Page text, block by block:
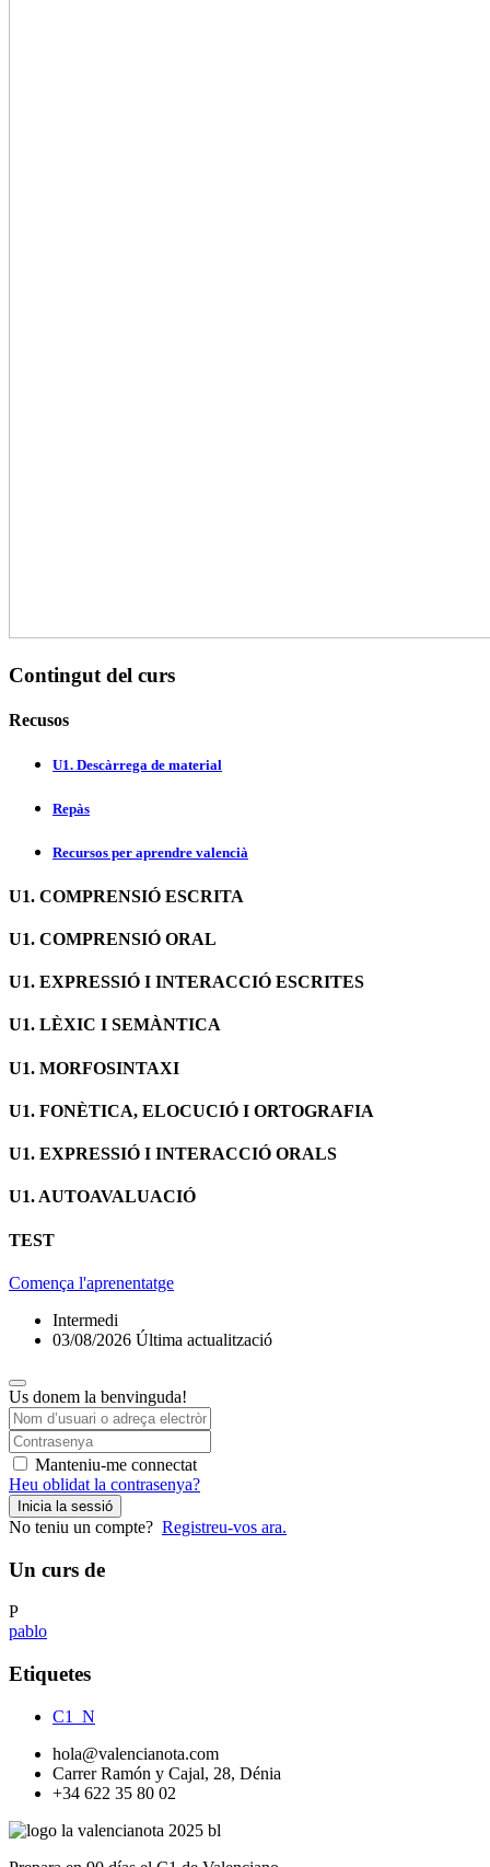
Contingut del curs
Recusos
U1. Descàrrega de material
Repàs
Recursos per aprendre valencià
U1. COMPRENSIÓ ESCRITA
U1. COMPRENSIÓ ORAL
U1. EXPRESSIÓ I INTERACCIÓ ESCRITES
U1. LÈXIC I SEMÀNTICA
U1. MORFOSINTAXI
U1. FONÈTICA, ELOCUCIÓ I ORTOGRAFIA
U1. EXPRESSIÓ I INTERACCIÓ ORALS
U1. AUTOAVALUACIÓ
TEST
Comença l'aprenentatge
Intermedi
03/08/2026 Última actualització
Us donem la benvinguda!
Manteniu-me connectat
Heu oblidat la contrasenya?
Inicia la sessió
No teniu un compte? Registreu-vos ara.
Un curs de
P
pablo
Etiquetes
C1_N
hola@valencianota.com
Carrer Ramón y Cajal, 28, Dénia
+34 622 35 80 02